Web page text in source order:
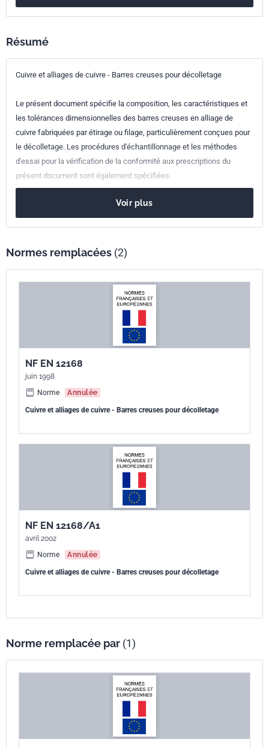
Codes ICS
Indice de
Numéro de tirage 1 - juillet 2011
Parenté
européenne
EN 12168:2011
Résumé
Cuivre et alliages de cuivre - Barres creuses pour décolletage
Le présent document spécifie la composition, les caractéristiques et
les tolérances dimensionnelles des barres creuses en alliage de
cuivre fabriquées par étirage ou filage, particulièrement conçues pour
le décolletage. Les procédures d'échantillonnage et les méthodes
d'essai pour la vérification de la conformité aux prescriptions du
présent document sont également spécifiées.
Voir plus
Normes remplacées (2)
NF EN 12168
juin 1998
Norme
Annulée
Cuivre et alliages de cuivre - Barres creuses pour décolletage
NF EN 12168/A1
avril 2002
Norme
Annulée
Cuivre et alliages de cuivre - Barres creuses pour décolletage
Norme remplacée par (1)